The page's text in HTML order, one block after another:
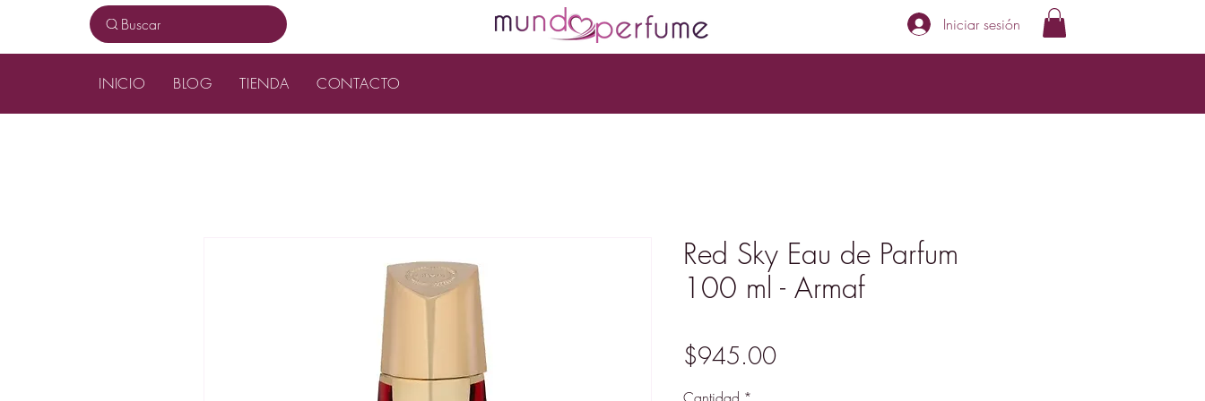
Buscar Iniciar sesión
INICIO BLOG TIENDA CONTACTO
Red Sky Eau de Parfum
100 ml - Armaf
$945.00Precio